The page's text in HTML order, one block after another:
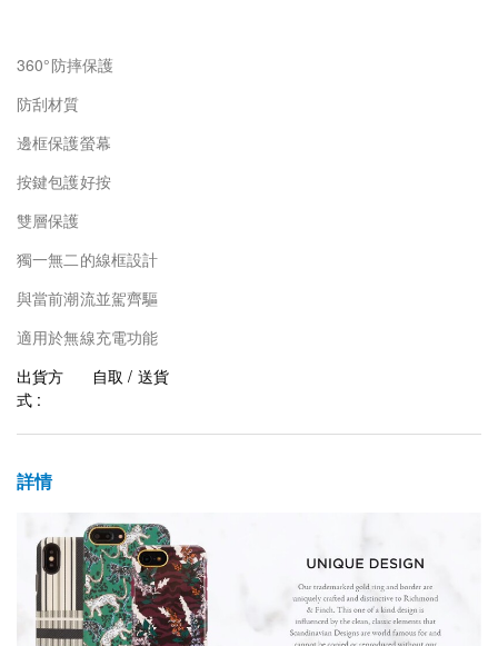
360°防摔保護
防刮材質
邊框保護螢幕
按鍵包護好按
雙層保護
獨一無二的線框設計
與當前潮流並駕齊驅
適用於無線充電功能
出貨方
式 :
自取 / 送貨
詳情